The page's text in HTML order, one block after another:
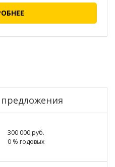
300 000 руб.
0 % годовых